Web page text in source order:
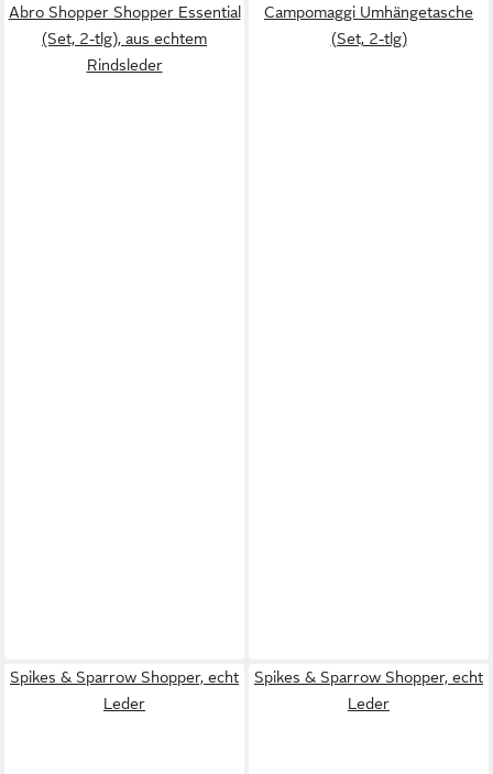
Abro Shopper Shopper Essential
(Set, 2-tlg), aus echtem
Rindsleder
Campomaggi Umhängetasche
(Set, 2-tlg)
Spikes & Sparrow Shopper, echt
Leder
Spikes & Sparrow Shopper, echt
Leder